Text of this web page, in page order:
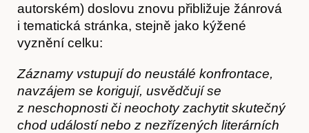
Kontakt
autorském) doslovu znovu přibližuje žánrová
i tematická stránka, stejně jako kýžené
vyznění celku:
Záznamy vstupují do neustálé konfrontace,
navzájem se korigují, usvědčují se
z neschopnosti či neochoty zachytit skutečný
chod událostí nebo z nezřízených literárních